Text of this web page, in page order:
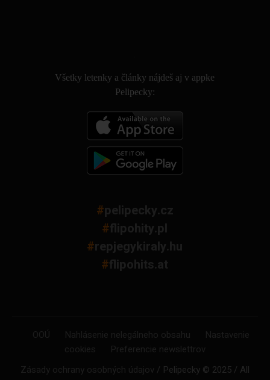
Všetky letenky a články nájdeš aj v appke
Pelipecky:
#pelipecky.cz
#flipohity.pl
#repjegykiraly.hu
#flipohits.at
OOÚ Nahlásenie nelegálneho obsahu
Nastavenie
cookies
Preferencie newslettrov
Zásady ochrany osobných údajov / Pelipecky © 2025 / All